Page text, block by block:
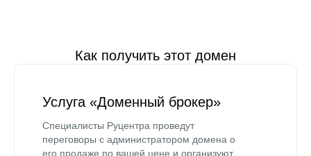
Как получить этот домен
Услуга «Доменный брокер»
Специалисты Руцентра проведут
переговоры с администратором домена о
его продаже по вашей цене и организуют